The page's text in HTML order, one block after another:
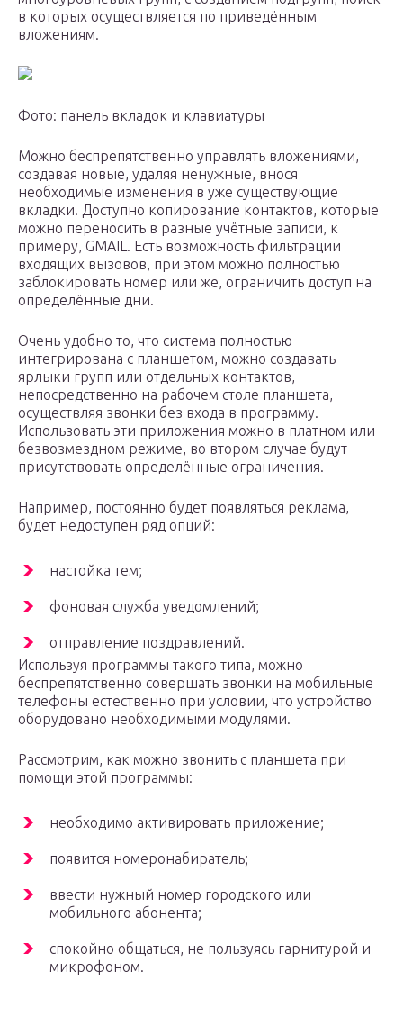
в которых осуществляется по приведённым
вложениям.
Фото: панель вкладок и клавиатуры
Можно беспрепятственно управлять вложениями,
создавая новые, удаляя ненужные, внося
необходимые изменения в уже существующие
вкладки. Доступно копирование контактов, которые
можно переносить в разные учётные записи, к
примеру, GMAIL. Есть возможность фильтрации
входящих вызовов, при этом можно полностью
заблокировать номер или же, ограничить доступ на
определённые дни.
Очень удобно то, что система полностью
интегрирована с планшетом, можно создавать
ярлыки групп или отдельных контактов,
непосредственно на рабочем столе планшета,
осуществляя звонки без входа в программу.
Использовать эти приложения можно в платном или
безвозмездном режиме, во втором случае будут
присутствовать определённые ограничения.
Например, постоянно будет появляться реклама,
будет недоступен ряд опций:
настойка тем;
фоновая служба уведомлений;
отправление поздравлений.
Используя программы такого типа, можно
беспрепятственно совершать звонки на мобильные
телефоны естественно при условии, что устройство
оборудовано необходимыми модулями.
Рассмотрим, как можно звонить с планшета при
помощи этой программы:
необходимо активировать приложение;
появится номеронабиратель;
ввести нужный номер городского или
мобильного абонента;
спокойно общаться, не пользуясь гарнитурой и
микрофоном.